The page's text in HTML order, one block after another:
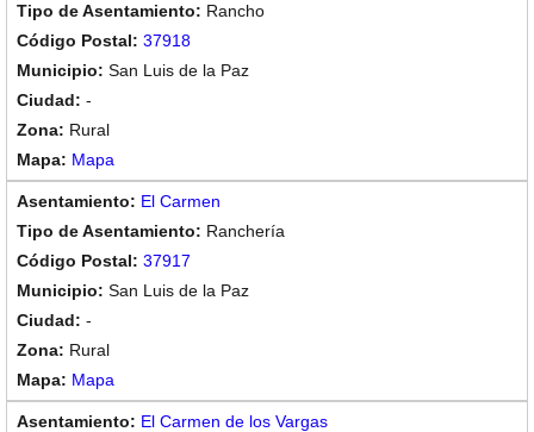
Rancho
37918
San Luis de la Paz
-
Rural
Mapa
El Carmen
Ranchería
37917
San Luis de la Paz
-
Rural
Mapa
El Carmen de los Vargas